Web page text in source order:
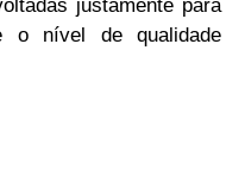
justamente para
o nível de qualidade